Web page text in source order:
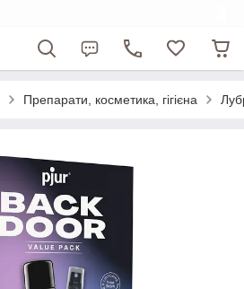
Препарати, косметика, гігієна